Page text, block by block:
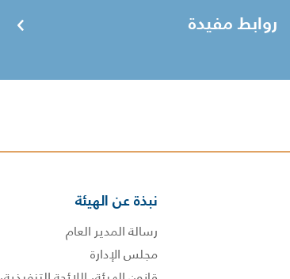
روابط مفيدة
نبذة عن الهيئة
رسالة المدير العام
مجلس الإدارة